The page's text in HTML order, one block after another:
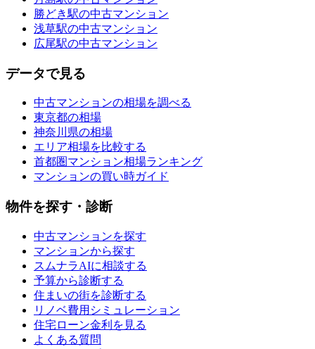
勝どき駅の中古マンション
浅草駅の中古マンション
広尾駅の中古マンション
データで見る
中古マンションの相場を調べる
東京都の相場
神奈川県の相場
エリア相場を比較する
首都圏マンション相場ランキング
マンションの買い時ガイド
物件を探す・診断
中古マンションを探す
マンションから探す
スムナラAIに相談する
予算から診断する
住まいの街を診断する
リノベ費用シミュレーション
住宅ローン金利を見る
よくある質問